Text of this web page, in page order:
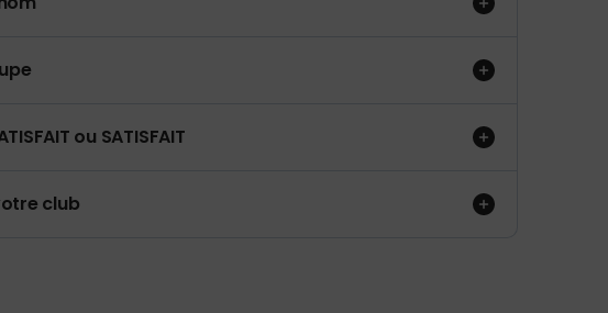
ou SATISFAIT
club